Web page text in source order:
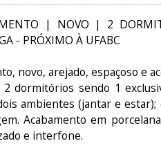
| NOVO | 2
- PRÓXIMO À UFABC
novo, arejado, espaçoso e
2 dormitórios sendo 1
ambientes (jantar e
Acabamento em
e interfone.